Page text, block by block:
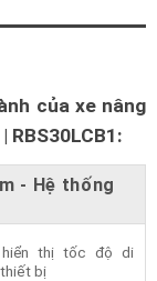
của xe nâng
RBS30LCB1:
- Hệ thống
hiển thị tốc độ di
bị